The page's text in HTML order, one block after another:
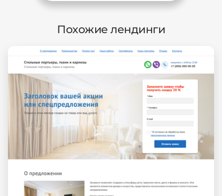
Похожие лендинги